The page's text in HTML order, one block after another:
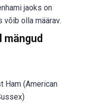
jaoks on
võib olla määrav.
mängud
Ham (American